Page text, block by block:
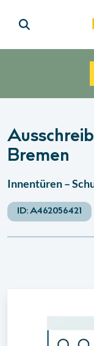
Bremen
Innentüren –
ID:A462056421